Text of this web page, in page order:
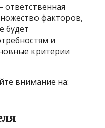
ответственная
факторов,
будет
и
критерии
внимание на: